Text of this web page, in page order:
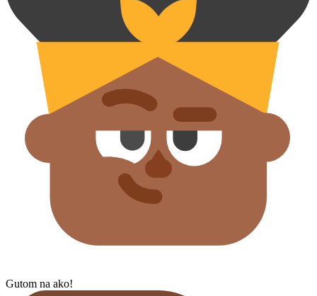
Gutom na ako!